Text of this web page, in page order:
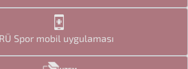
Spor mobil uygulaması